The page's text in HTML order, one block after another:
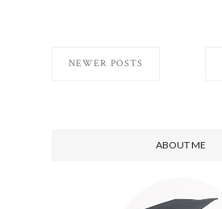
NEWER POSTS
ABOUT ME